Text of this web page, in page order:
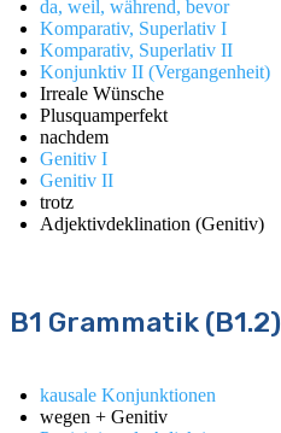
da, weil, während, bevor
Komparativ, Superlativ I
Komparativ, Superlativ II
Konjunktiv II (Vergangenheit)
Irreale Wünsche
Plusquamperfekt
nachdem
Genitiv I
Genitiv II
trotz
Adjektivdeklination (Genitiv)
B1 Grammatik (B1.2)
kausale Konjunktionen
wegen + Genitiv